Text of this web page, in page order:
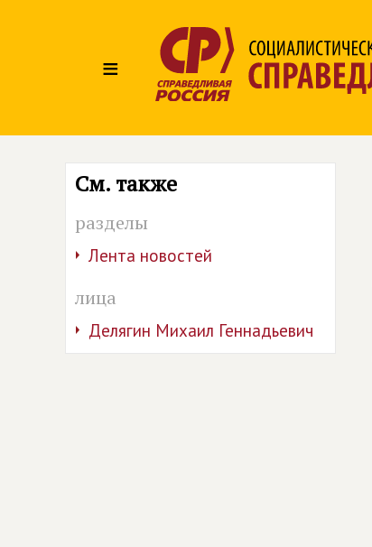
≡
См. также
разделы
Лента новостей
лица
Делягин Михаил Геннадьевич